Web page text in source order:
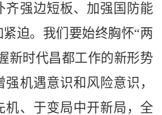
齐强边短板、加强国防能
迫。我们要始终胸怀“两
新时代昌都工作的新形势
机遇意识和风险意识，
机、于变局中开新局，全